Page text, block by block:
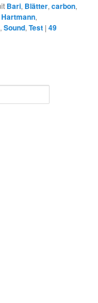
Bari, Blätter,carbon,
,
,Sound,Test |49